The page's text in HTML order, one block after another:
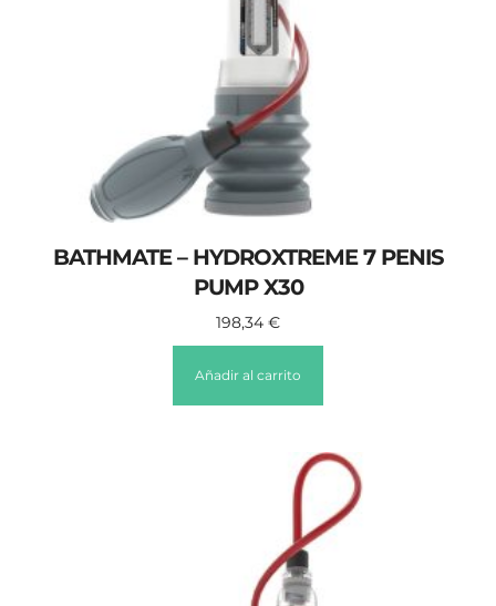
BATHMATE – HYDROXTREME 7 PENIS
PUMP X30
198,34 €
Añadir al carrito